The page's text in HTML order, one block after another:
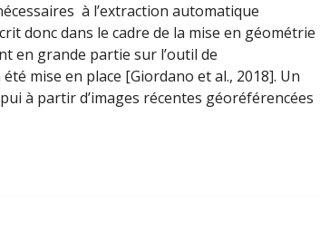
à l’extraction automatique
donc dans le cadre de la mise en géométrie
en grande partie sur l’outil de
mise en place [Giordano et al., 2018]. Un
à partir d’images récentes géoréférencées